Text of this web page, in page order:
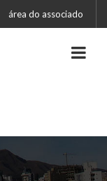
área do associado